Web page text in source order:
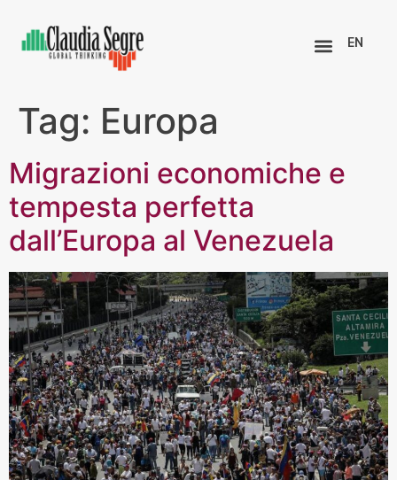
EN
Tag: Europa
Migrazioni economiche e
tempesta perfetta
dall’Europa al Venezuela